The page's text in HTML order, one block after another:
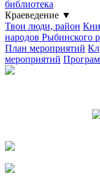
библиотека
Краеведение ▼
Твои люди, район
народов Рыбинского
План мероприятий
мероприятий